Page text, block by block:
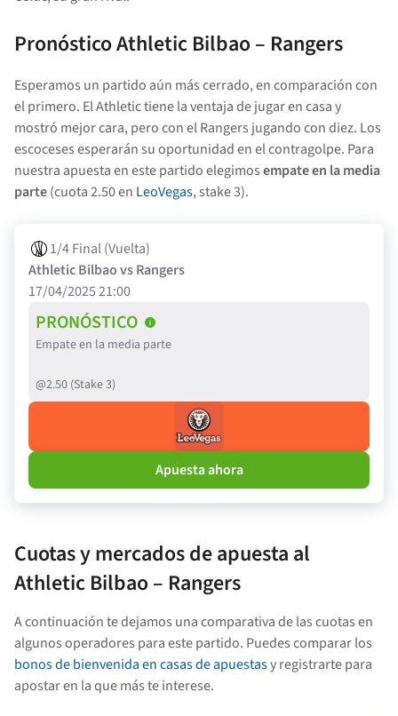
Pronóstico Athletic Bilbao – Rangers
Esperamos un partido aún más cerrado, en comparación con
el primero. El Athletic tiene la ventaja de jugar en casa y
mostró mejor cara, pero con el Rangers jugando con diez. Los
escoceses esperarán su oportunidad en el contragolpe. Para
nuestra apuesta en este partido elegimosempate en la media
parte(cuota 2.50 en LeoVegas, stake 3).
1/4 Final (Vuelta)
Athletic Bilbao vs Rangers
17/04/2025 21:00
PRONÓSTICO
Empate en la media parte
@2.50 (Stake 3)
Apuesta ahora
Cuotas y mercados de apuesta al
Athletic Bilbao – Rangers
A continuación te dejamos una comparativa de las cuotas en
algunos operadores para este partido. Puedes comparar los
bonos de bienvenida en casas de apuestasy registrarte para
apostar en la que más te interese.